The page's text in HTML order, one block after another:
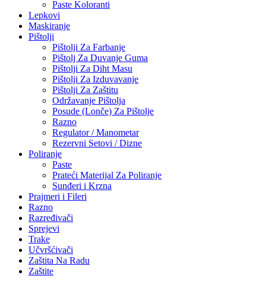
Paste Koloranti
Lepkovi
Maskiranje
Pištolji
Pištolji Za Farbanje
Pištolj Za Duvanje Guma
Pištolji Za Diht Masu
Pištolji Za Izduvavanje
Pištolji Za Zaštitu
Održavanje Pištolja
Posude (Lonče) Za Pištolje
Razno
Regulator / Manometar
Rezervni Setovi / Dizne
Poliranje
Paste
Prateći Materijal Za Poliranje
Sunđeri i Krzna
Prajmeri i Fileri
Razno
Razređivači
Sprejevi
Trake
Učvršćivači
Zaštita Na Radu
Zaštite